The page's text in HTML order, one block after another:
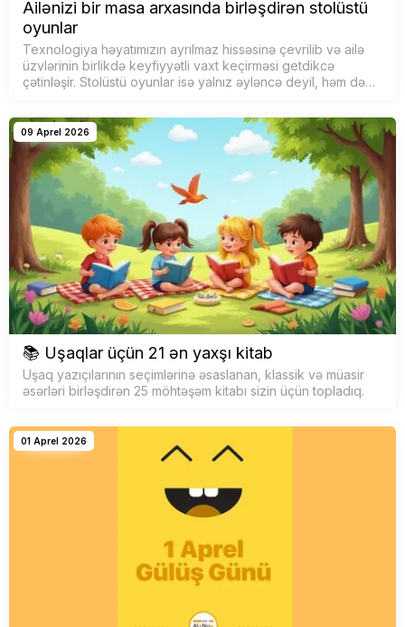
Ailənizi bir masa arxasında birləşdirən stolüstü
oyunlar
Texnologiya həyatımızın ayrılmaz hissəsinə çevrilib və ailə
üzvlərinin birlikdə keyfiyyətli vaxt keçirməsi getdikcə
çətinləşir. Stolüstü oyunlar isə yalnız əyləncə deyil, həm də
09 Aprel 2026
📚 Uşaqlar üçün 21 ən yaxşı kitab
Uşaq yazıçılarının seçimlərinə əsaslanan, klassik və müasir
əsərləri birləşdirən 25 möhtəşəm kitabı sizin üçün topladıq.
01 Aprel 2026